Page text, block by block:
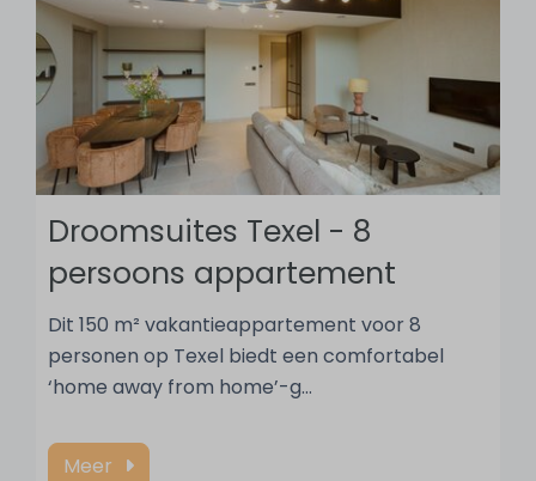
Droomsuites Texel - 8
persoons appartement
Dit 150 m² vakantieappartement voor 8
personen op Texel biedt een comfortabel
‘home away from home’-g…
Meer